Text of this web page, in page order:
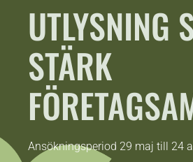
UTLYSNING
STÄRK
Ansökningsperiod 29 maj till 24